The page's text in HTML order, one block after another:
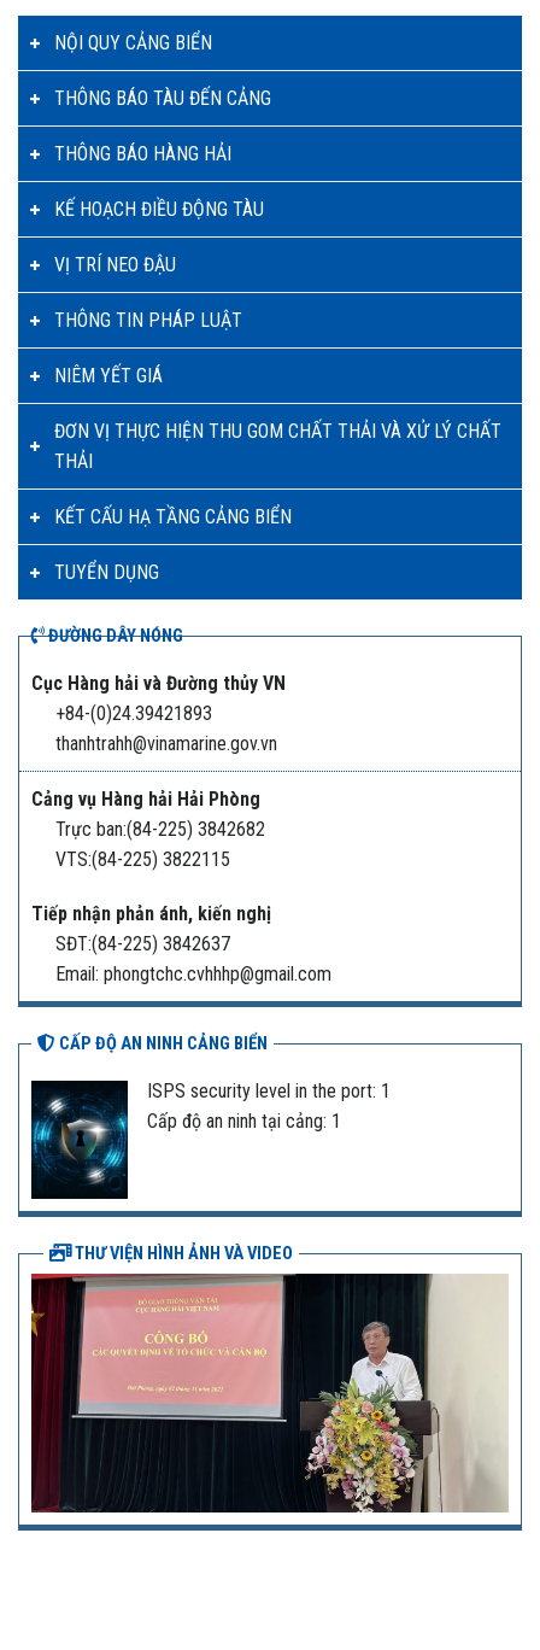
NỘI QUY CẢNG BIỂN
THÔNG BÁO TÀU ĐẾN CẢNG
THÔNG BÁO HÀNG HẢI
KẾ HOẠCH ĐIỀU ĐỘNG TÀU
VỊ TRÍ NEO ĐẬU
THÔNG TIN PHÁP LUẬT
NIÊM YẾT GIÁ
ĐƠN VỊ THỰC HIỆN THU GOM CHẤT THẢI VÀ XỬ LÝ CHẤT
THẢI
KẾT CẤU HẠ TẦNG CẢNG BIỂN
TUYỂN DỤNG
ĐƯỜNG DÂY NÓNG
Cục Hàng hải và Đường thủy VN
+84-(0)24.39421893
thanhtrahh@vinamarine.gov.vn
Cảng vụ Hàng hải Hải Phòng
Trực ban:(84-225) 3842682
VTS:(84-225) 3822115
Tiếp nhận phản ánh, kiến nghị
SĐT:(84-225) 3842637
Email: phongtchc.cvhhhp@gmail.com
CẤP ĐỘ AN NINH CẢNG BIỂN
ISPS security level in the port: 1
Cấp độ an ninh tại cảng: 1
THƯ VIỆN HÌNH ẢNH VÀ VIDEO